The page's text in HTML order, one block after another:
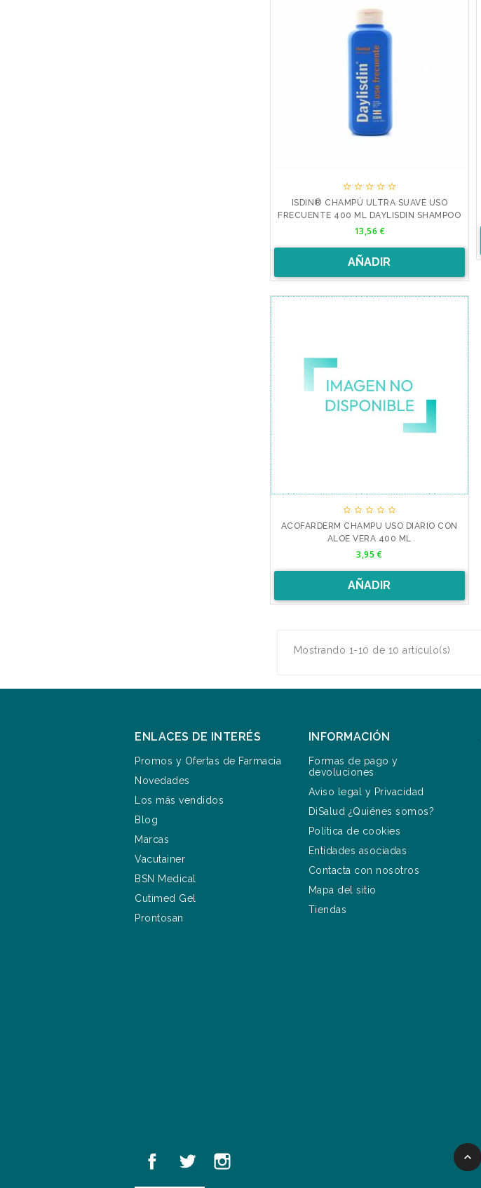
    
ISDIN® CHAMPÚ ULTRA SUAVE USO
FRECUENTE 400 ML DAYLISDIN SHAMPOO
Precio
13,56 €
AÑADIR
    
ACOFARDERM CHAMPU USO DIARIO CON
ALOE VERA 400 ML
Precio
3,95 €
AÑADIR
Mostrando 1-10 de 10 artículo(s)
ENLACES DE INTERÉS
Promos y Ofertas de Farmacia
Novedades
Los más vendidos
Blog
Marcas
Vacutainer
BSN Medical
Cutimed Gel
Prontosan
INFORMACIÓN
Formas de pago y
devoluciones
Aviso legal y Privacidad
DiSalud ¿Quiénes somos?
Política de cookies
Entidades asociadas
Contacta con nosotros
Mapa del sitio
Tiendas
